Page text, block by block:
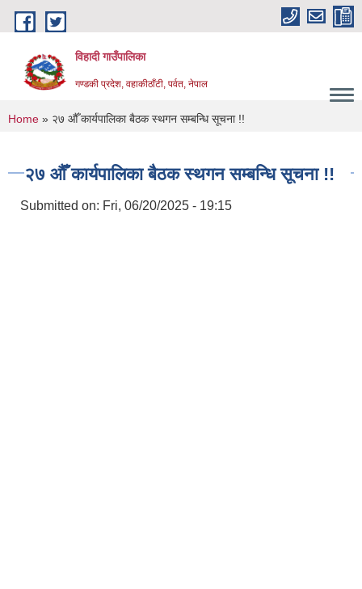
Skip to main content
विहादी गाउँपालिका
गण्डकी प्रदेश, वहाकीठाँटी, पर्वत, नेपाल
You are here
Home » २७ औँ कार्यपालिका बैठक स्थगन सम्बन्धि सूचना !!
२७ औँ कार्यपालिका बैठक स्थगन सम्बन्धि सूचना !!
Submitted on: Fri, 06/20/2025 - 19:15